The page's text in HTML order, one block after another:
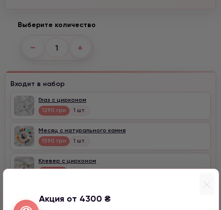
Акция от 4300 ₴
Выберите количество
− +
Входит в набор
Глаз с цирконом
1290 грн 1 шт.
Месяц с натурального камня
1590 грн 1 шт.
Клевер с цирконом
990 грн 1 шт.
990 грн
1 шт.